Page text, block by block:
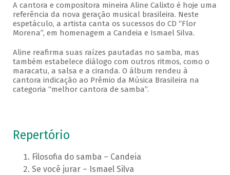
A cantora e compositora mineira Aline Calixto é hoje uma
referência da nova geração musical brasileira. Neste
espetáculo, a artista canta os sucessos do CD “Flor
Morena”, em homenagem a Candeia e Ismael Silva.
Aline reafirma suas raízes pautadas no samba, mas
também estabelece diálogo com outros ritmos, como o
maracatu, a salsa e a ciranda. O álbum rendeu à
cantora indicação ao Prêmio da Música Brasileira na
categoria “melhor cantora de samba”.
Repertório
Filosofia do samba – Candeia
Se você jurar – Ismael Silva